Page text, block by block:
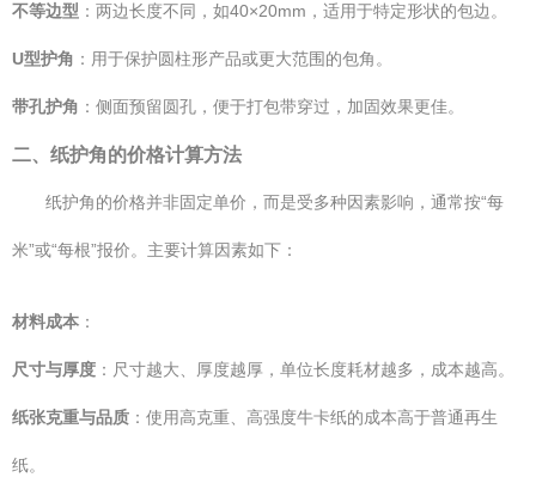
不等边型 ：两边长度不同，如40×20mm，适用于特定形状的包边。
U型护角 ：用于保护圆柱形产品或更大范围的包角。
带孔护角 ：侧面预留圆孔，便于打包带穿过，加固效果更佳。
二、纸护角的价格计算方法
纸护角的价格并非固定单价，而是受多种因素影响，通常按“每
米”或“每根”报价。主要计算因素如下：
材料成本 ：
尺寸与厚度 ：尺寸越大、厚度越厚，单位长度耗材越多，成本越高。
纸张克重与品质 ：使用高克重、高强度牛卡纸的成本高于普通再生
纸。